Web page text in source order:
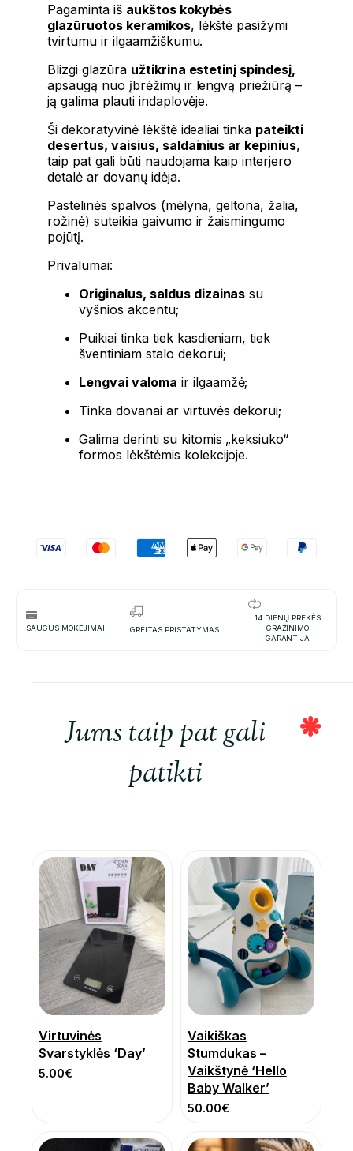
Pagaminta iš aukštos kokybės
glazūruotos keramikos, lėkštė pasižymi
tvirtumu ir ilgaamžiškumu.
Blizgi glazūra užtikrina estetinį spindesį,
apsaugą nuo įbrėžimų ir lengvą priežiūrą –
ją galima plauti indaplovėje.
Ši dekoratyvinė lėkštė idealiai tinka pateikti
desertus, vaisius, saldainius ar kepinius,
taip pat gali būti naudojama kaip interjero
detalė ar dovanų idėja.
Pastelinės spalvos (mėlyna, geltona, žalia,
rožinė) suteikia gaivumo ir žaismingumo
pojūtį.
Privalumai:
Originalus, saldus dizainas su
vyšnios akcentu;
Puikiai tinka tiek kasdieniam, tiek
šventiniam stalo dekorui;
Lengvai valoma ir ilgaamžė;
Tinka dovanai ar virtuvės dekorui;
Galima derinti su kitomis „keksiuko“
formos lėkštėmis kolekcijoje.
SAUGŪS MOKĖJIMAI GREITAS PRISTATYMAS
14 DIENŲ PREKĖS
GRAŽINIMO
GARANTIJA
Jums taip pat gali
patikti
Virtuvinės
Svarstyklės ‘Day’
5.00€
Vaikiškas
Stumdukas –
Vaikštynė ‘Hello
Baby Walker’
50.00€